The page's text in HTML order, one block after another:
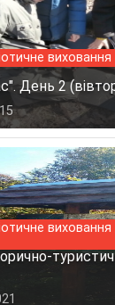
виховання
День 2